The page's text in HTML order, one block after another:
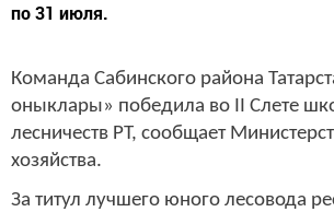
по 31 июля.
Команда Сабинского района
оныклары» победила во II Слете
лесничеств РТ, сообщает
хозяйства.
За титул лучшего юного лесовода